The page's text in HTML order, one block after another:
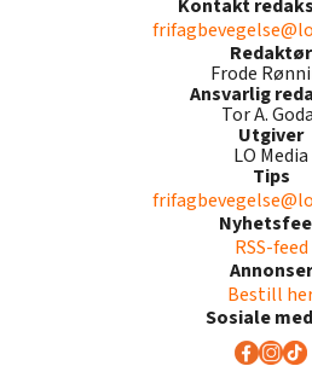
Kontakt
Redaktør
Frode
Ansvarlig
Tor A.
Utgiver
LO Media
Tips
RSS-feed
Annonser
Bestill
Sosiale